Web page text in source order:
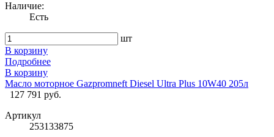
Наличие:
Есть
шт
В корзину
Подробнее
В корзину
Масло моторное Gazpromneft Diesel Ultra Plus 10W40 205л
127 791 руб.
Артикул
253133875